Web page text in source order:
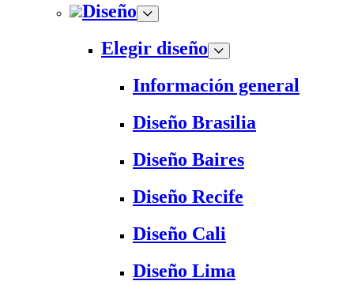
Diseño
Elegir diseño
Información general
Diseño Brasilia
Diseño Baires
Diseño Recife
Diseño Cali
Diseño Lima